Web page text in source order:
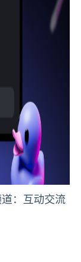
：互动交流